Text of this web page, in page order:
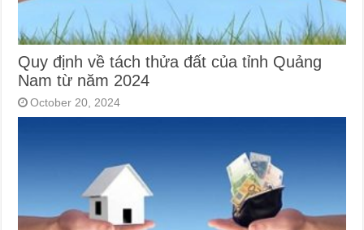
Quy định về tách thửa đất của tỉnh Quảng
Nam từ năm 2024
October 20, 2024